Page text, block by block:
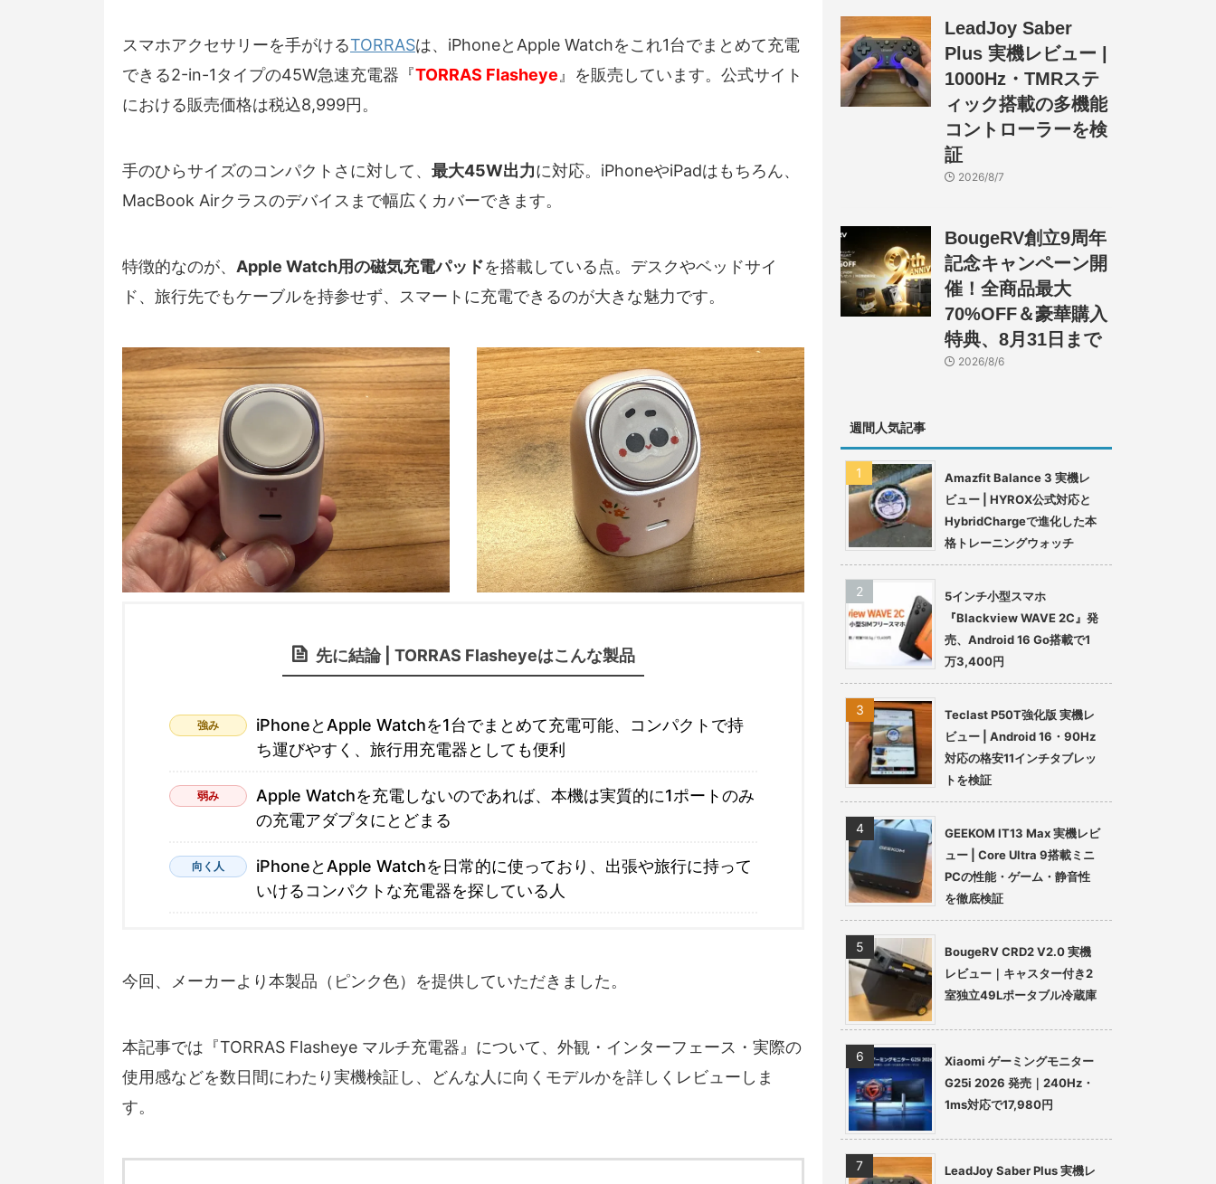
スマホアクセサリーを手がけるTORRASは、iPhoneとApple Watchをこれ1台でまとめて充電
できる2-in-1タイプの45W急速充電器『TORRAS Flasheye 』を販売しています。公式サイト
における販売価格は税込8,999円。
手のひらサイズのコンパクトさに対して、 最大45W出力に対応。iPhoneやiPadはもちろん、
MacBook Airクラスのデバイスまで幅広くカバーできます。
特徴的なのが、 Apple Watch用の磁気充電パッドを搭載している点。デスクやベッドサイ
ド、旅行先でもケーブルを持参せず、スマートに充電できるのが大きな魅力です。
先に結論 | TORRAS Flasheyeはこんな製品
強み
iPhoneとApple Watchを1台でまとめて充電可能、コンパクトで持
ち運びやすく、旅行用充電器としても便利
弱み
Apple Watchを充電しないのであれば、本機は実質的に1ポートのみ
の充電アダプタにとどまる
向く人
iPhoneとApple Watchを日常的に使っており、出張や旅行に持って
いけるコンパクトな充電器を探している人
今回、メーカーより本製品（ピンク色）を提供していただきました。
本記事では『TORRAS Flasheye マルチ充電器』について、外観・インターフェース・実際の
使用感などを数日間にわたり実機検証し、どんな人に向くモデルかを詳しくレビューしま
す。
LeadJoy Saber
Plus 実機レビュー |
1000Hz・TMRステ
ィック搭載の多機能
コントローラーを検
証
2026/8/7
BougeRV創立9周年
記念キャンペーン開
催！全商品最大
70%OFF＆豪華購入
特典、8月31日まで
2026/8/6
週間人気記事
Amazfit Balance 3 実機レ
ビュー | HYROX公式対応と
HybridChargeで進化した本
格トレーニングウォッチ
5インチ小型スマホ
『Blackview WAVE 2C』発
売、Android 16 Go搭載で1
万3,400円
Teclast P50T強化版 実機レ
ビュー | Android 16・90Hz
対応の格安11インチタブレッ
トを検証
GEEKOM IT13 Max 実機レビ
ュー | Core Ultra 9搭載ミニ
PCの性能・ゲーム・静音性
を徹底検証
BougeRV CRD2 V2.0 実機
レビュー｜キャスター付き2
室独立49Lポータブル冷蔵庫
Xiaomi ゲーミングモニター
G25i 2026 発売｜240Hz・
1ms対応で17,980円
LeadJoy Saber Plus 実機レ